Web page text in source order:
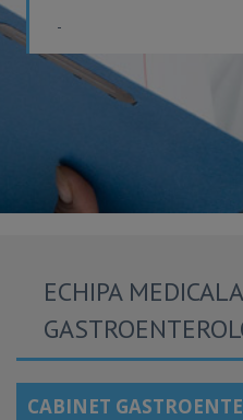
-
ECHIPA
CABINET